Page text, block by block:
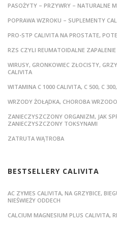
PASOŻYTY – PRZYWRY – NATURALNE
POPRAWA WZROKU – SUPLEMENTY
PRO-STP CALIVITA NA PROSTATE,
RZS CZYLI REUMATOIDALNE
WIRUSY, GRONKOWIEC ZŁOCISTY,
CALIVITA
WITAMINA C 1000 CALIVITA, C 500, C
WRZODY ŻOŁĄDKA, CHOROBA
ZANIECZYSZCZONY ORGANIZM, JAK
ZANIECZYSZCZONY TOKSYNAMI
ZATRUTA WĄTROBA
BESTSELLERY CALIVITA
AC ZYMES CALIVITA, NA GRZYBICE,
NIEŚWIEŻY ODDECH
CALCIUM MAGNESIUM PLUS CALIVITA,